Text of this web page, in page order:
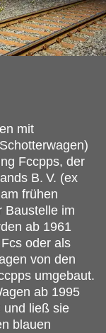
mit
Fccpps, der
B. V. (ex
frühen
Baustelle im
ab 1961
oder als
von den
umgebaut.
ab 1995
und ließ sie
blauen